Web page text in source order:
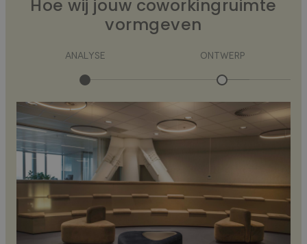
Hoe wij jouw coworkingruimte
vormgeven
ANALYSE ONTWERP